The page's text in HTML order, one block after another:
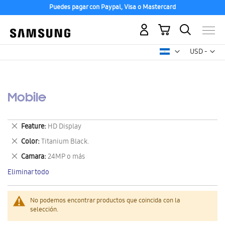
Puedes pagar con Paypal, Visa o Mastercard
USD -
dólar
Mi carrito
Mobile
No podemos encontrar productos que coincida con la
selección.
Feature HD Display
Eliminar
este
artículo
Color Titanium Black.
Eliminar
este
artículo
Camara 24MP o más
Eliminar
este
artículo
Eliminar todo